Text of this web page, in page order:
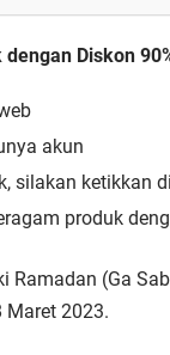
Diskon
akun
silakan ketikkan
produk
Ramadan (Ga
Maret 2023.